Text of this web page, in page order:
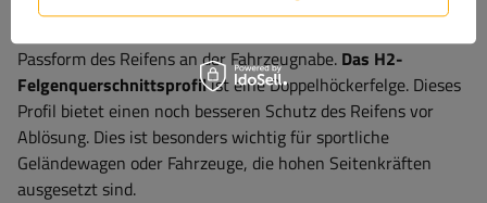
der Auflagefläche des Reifens. Dieses Profil ist entscheidend
Passform des Reifens an der Fahrzeugnabe. Das H2-
Felgenquerschnittsprofilist eine Doppelhöckerfelge. Dieses
Profil bietet einen noch besseren Schutz des Reifens vor
Ablösung. Dies ist besonders wichtig für sportliche
Geländewagen oder Fahrzeuge, die hohen Seitenkräften
ausgesetzt sind.